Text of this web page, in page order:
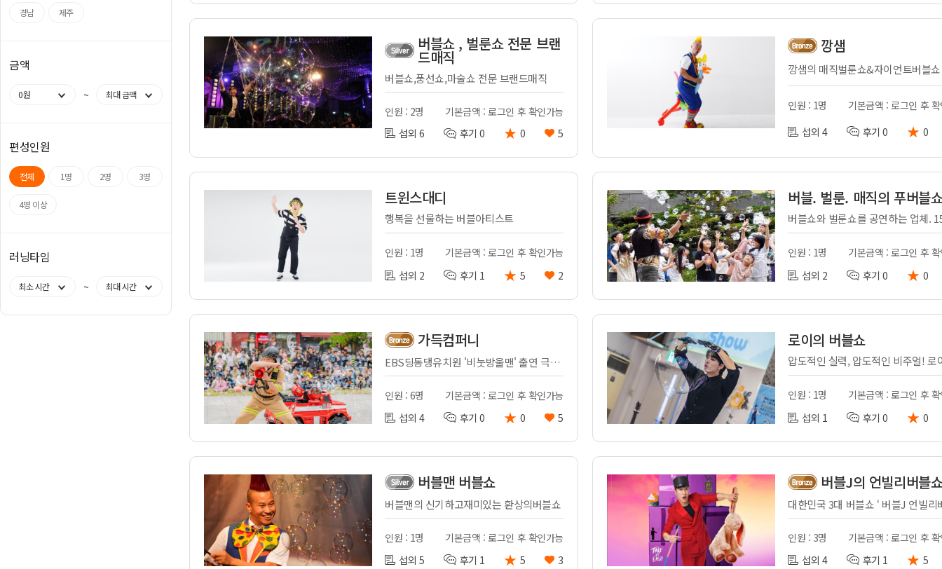
경남 제주
금액
0원 ~ 최대 금액
편성인원
전체 1명 2명 3명
4명 이상
러닝타임
최소 시간 ~ 최대 시간
버블쇼 , 벌룬쇼 전문 브랜
드매직
버블쇼,풍선쇼,마술쇼 전문 브랜드매직
인원 : 2명
기본금액 : 로그인 후 확인가능
섭외 6
후기 0 ★ 0 5
깡샘
깡샘의 매직벌룬쇼&자이언트버블쇼
인원 : 1명
기본금액 : 로그인 후
섭외 4
후기 0 ★ 0
트윈스대디
행복을 선물하는 버블아티스트
인원 : 1명
기본금액 : 로그인 후 확인가능
섭외 2
후기 1 ★ 5 2
버블. 벌룬. 매직의 푸버블
인원 : 1명
기본금액 : 로그인 후
섭외 2
후기 0 ★ 0
가득컴퍼니
EBS딩동댕유치원 '비눗방울맨' 출연 극단가득은 인증된 전문 공연자로 마임, 마술, 버블 퍼포먼스를 결합해 창의적인 스토리와 감동을 전하는 공연 예술 단체입니다.
인원 : 6명
기본금액 : 로그인 후 확인가능
섭외 4
후기 0 ★ 0 5
로이의 버블쇼
인원 : 1명
기본금액 : 로그인 후
섭외 1
후기 0 ★ 0
버블맨 버블쇼
버블맨의 신기하고재미있는 환상의버블쇼
인원 : 1명
기본금액 : 로그인 후 확인가능
섭외 5
후기 1 ★ 5 3
버블J의 언빌리버블
인원 : 3명
기본금액 : 로그인 후
섭외 4
후기 1 ★ 5